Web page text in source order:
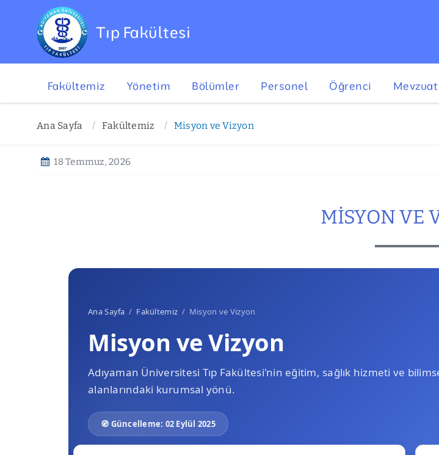
Tıp Fakültesi
Fakültemiz Yönetim Bölümler Personel Öğrenci Mevzuat
Ana Sayfa Fakültemiz Misyon ve Vizyon
18 Temmuz, 2026
MISYON VE
Ana Sayfa / Fakültemiz / Misyon ve Vizyon
Misyon ve Vizyon
Adıyaman Üniversitesi Tıp Fakültesi'nin eğitim, sağlık hizmeti ve
alanlarındaki kurumsal yönü.
🧭 Güncelleme: 02 Eylül 2025